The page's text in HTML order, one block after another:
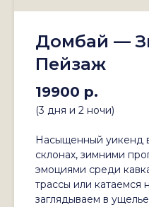
Домбай —
Пейзаж
19900 р.
(3 дня и 2 ночи)
Насыщенный уикенд
склонах, зимними
эмоциями среди
трассы или катаемся
заглядываем в